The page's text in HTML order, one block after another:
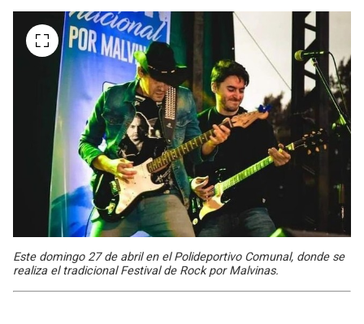
Este domingo 27 de abril en el Polideportivo Comunal, donde se
realiza el tradicional Festival de Rock por Malvinas.